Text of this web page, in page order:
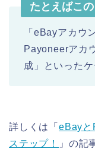
たとえばこ
「eBayアカウ
Payoneerアカ
成」といったケ
詳しくは「 eBayと
ステップ！
」の記